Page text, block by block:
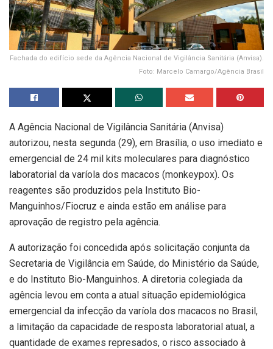
Fachada do edifício sede da Agência Nacional de Vigilância Sanitária (Anvisa).
Foto: Marcelo Camargo/Agência Brasil
A Agência Nacional de Vigilância Sanitária (Anvisa)
autorizou, nesta segunda (29), em Brasília, o uso imediato e
emergencial de 24 mil kits moleculares para diagnóstico
laboratorial da varíola dos macacos (monkeypox). Os
reagentes são produzidos pela Instituto Bio-
Manguinhos/Fiocruz e ainda estão em análise para
aprovação de registro pela agência.
A autorização foi concedida após solicitação conjunta da
Secretaria de Vigilância em Saúde, do Ministério da Saúde,
e do Instituto Bio-Manguinhos. A diretoria colegiada da
agência levou em conta a atual situação epidemiológica
emergencial da infecção da varíola dos macacos no Brasil,
a limitação da capacidade de resposta laboratorial atual, a
quantidade de exames represados, o risco associado à